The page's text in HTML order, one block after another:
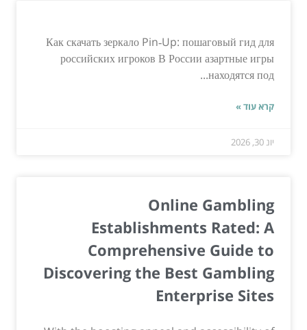
Как скачать зеркало Pin‑Up: пошаговый гид для
российских игроков В России азартные игры
находятся под...
קרא עוד »
יונ 30, 2026
Online Gambling
Establishments Rated: A
Comprehensive Guide to
Discovering the Best Gambling
Enterprise Sites